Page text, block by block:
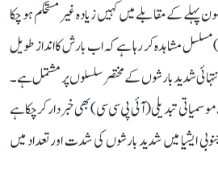
پہلے کے مقابلے میں کہیں زیادہ غیر مستحکم ہو چکا
مشاہدہ کر رہا ہے کہ اب بارش کا انداز طویل
شدید بارشوں کے مختصر سلسلوں پر مشتمل ہے۔
تبدیلی (آئی پی سی سی) بھی خبردار کر چکا ہے
ایشیا میں شدید بارشوں کی شدت اور تعداد میں